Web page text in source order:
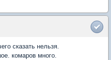
сказать нельзя.
комаров много.